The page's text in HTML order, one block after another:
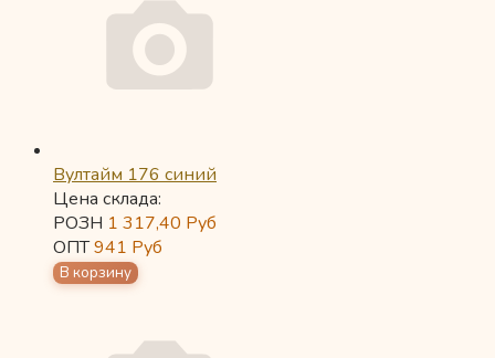
Вултайм 176 синий
Цена склада:
РОЗН 1 317,40 Руб
ОПТ941 Руб